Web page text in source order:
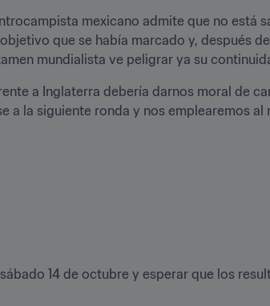
mexicano admite que no está
que se había marcado y, después
mundialista ve peligrar ya su
a Inglaterra debería darnos moral de
la siguiente ronda y nos emplearemos al
14 de octubre y esperar que los